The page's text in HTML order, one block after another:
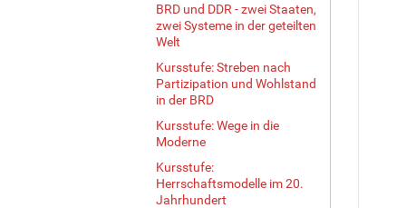
BRD und DDR - zwei Staaten,
zwei Systeme in der geteilten
Welt
Kursstufe: Streben nach
Partizipation und Wohlstand
in der BRD
Kursstufe: Wege in die
Moderne
Kursstufe:
Herrschaftsmodelle im 20.
Jahrhundert